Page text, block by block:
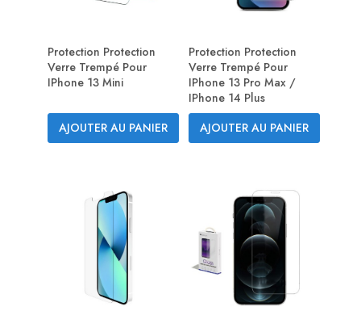
Protection Protection
Verre Trempé Pour
IPhone 13 Mini
AJOUTER AU PANIER
Protection Protection
Verre Trempé Pour
IPhone 13 Pro Max /
IPhone 14 Plus
AJOUTER AU PANIER